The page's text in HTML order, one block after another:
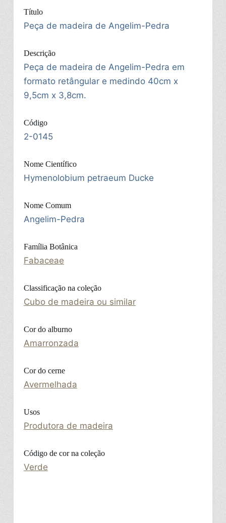
Título
Peça de madeira de Angelim-Pedra
Descrição
Peça de madeira de Angelim-Pedra em
formato retângular e medindo 40cm x
9,5cm x 3,8cm.
Código
2-0145
Nome Científico
Hymenolobium petraeum Ducke
Nome Comum
Angelim-Pedra
Família Botânica
Fabaceae
Classificação na coleção
Cubo de madeira ou similar
Cor do alburno
Amarronzada
Cor do cerne
Avermelhada
Usos
Produtora de madeira
Código de cor na coleção
Verde